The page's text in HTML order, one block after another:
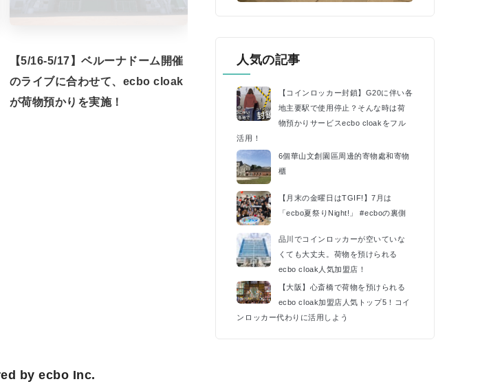
【5/16-5/17】ベルーナドーム開催
のライブに合わせて、ecbo cloak
が荷物預かりを実施！
人気の記事
【コインロッカー封鎖】G20に伴い各
地主要駅で使用停止？そんな時は荷
物預かりサービスecbo cloakをフル
活用！
6個華山文創園區周邊的寄物處和寄物
櫃
【月末の金曜日はTGIF!】7月は
「ecbo夏祭りNight!」 #ecboの裏側
品川でコインロッカーが空いていな
くても大丈夫。荷物を預けられる
ecbo cloak人気加盟店！
【大阪】心斎橋で荷物を預けられる
ecbo cloak加盟店人気トップ5！コイ
ンロッカー代わりに活用しよう
by ecbo Inc.